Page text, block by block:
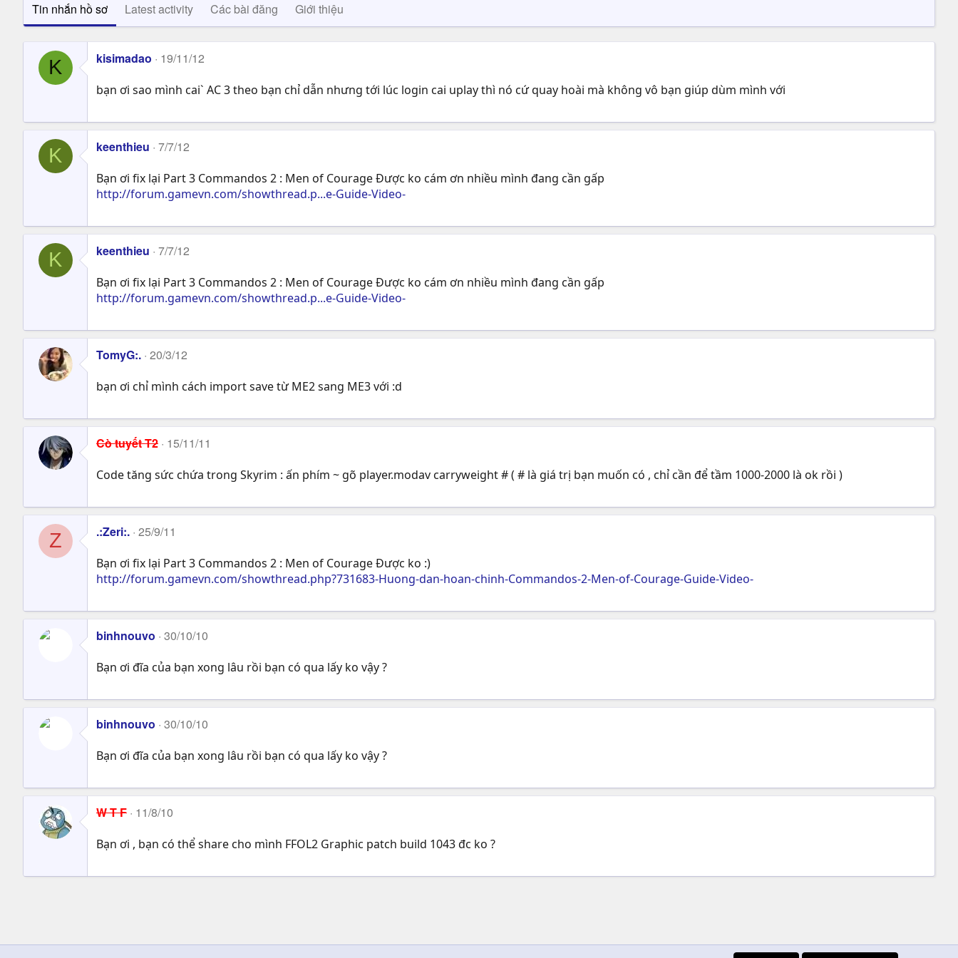
Tin nhắn hồ sơ Latest activity Các bài đăng Giới thiệu
K kisimadao 19/11/12
bạn ơi sao mình cai` AC 3 theo bạn chỉ dẫn nhưng tới lúc login cai uplay thì nó cứ quay hoài mà không vô bạn giúp dùm mình với
K keenthieu 7/7/12
Bạn ơi fix lại Part 3 Commandos 2 : Men of Courage Được ko cám ơn nhiều mình đang cần gấp
http://forum.gamevn.com/showthread.p...e-Guide-Video-
K keenthieu 7/7/12
Bạn ơi fix lại Part 3 Commandos 2 : Men of Courage Được ko cám ơn nhiều mình đang cần gấp
http://forum.gamevn.com/showthread.p...e-Guide-Video-
TomyG:. 20/3/12
bạn ơi chỉ mình cách import save từ ME2 sang ME3 với :d
Cò tuyết T2 15/11/11
Code tăng sức chứa trong Skyrim : ấn phím ~ gõ player.modav carryweight # ( # là giá trị bạn muốn có , chỉ cần để tầm 1000-2000 là ok rồi )
Z .:Zeri:. 25/9/11
Bạn ơi fix lại Part 3 Commandos 2 : Men of Courage Được ko :)
http://forum.gamevn.com/showthread.php?731683-Huong-dan-hoan-chinh-Commandos-2-Men-of-Courage-Guide-Video-
binhnouvo 30/10/10
Bạn ơi đĩa của bạn xong lâu rồi bạn có qua lấy ko vậy ?
binhnouvo 30/10/10
Bạn ơi đĩa của bạn xong lâu rồi bạn có qua lấy ko vậy ?
W T F 11/8/10
Bạn ơi , bạn có thể share cho mình FFOL2 Graphic patch build 1043 đc ko ?